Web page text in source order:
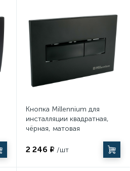
Кнопка Millennium для
инсталляции квадратная,
чёрная, матовая
2 246 ₽ /шт